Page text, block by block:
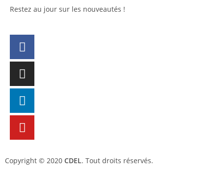
Restez au jour sur les nouveautés !
Copyright © 2020 CDEL. Tout droits réservés.